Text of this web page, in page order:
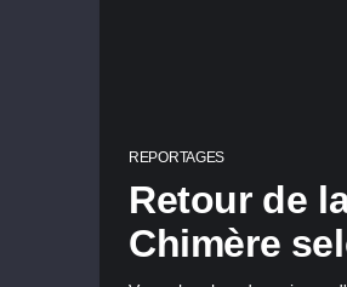
REPORTAGES
Retour de
Chimère